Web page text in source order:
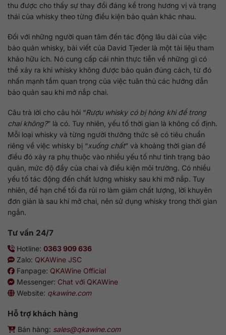
thu được cho thấy sự thay đổi đáng kể trong hương vị và trạng
thái của whisky theo từng điều kiện bảo quản khác nhau.
Đối với những người quan tâm đến tác động lâu dài của việc
bảo quản whisky, bài viết của David Tjeder là một tài liệu tham
khảo hữu ích. Nó cung cấp cái nhìn thực tiễn về những gì có
thể xảy ra khi whisky không được bảo quản đúng cách, từ đó
nhấn mạnh tầm quan trọng của việc tuân thủ các hướng dẫn
bảo quản sau khi mở nắp chai.
Câu trả lời cho câu hỏi “Rượu whisky có bị hỏng khi để trong
chai không?” là có. Tuy nhiên, yếu tố thời gian là không cố định.
Mỗi loại whisky và từng người thưởng thức sẽ có tiêu chuẩn
riêng về việc whisky bị “xuống chất” và khoảng thời gian để
điều đó xảy ra phụ thuộc vào nhiều yếu tố như tình trạng bảo
quản, mức độ đầy của chai và điều kiện môi trường. Có nhiều
yếu tố tác động đến chất lượng whisky sau khi mở nắp. Tuy
nhiên, để hạn chế tối đa rủi ro làm giảm chất lượng, lời khuyên
đơn giản là sau khi mở chai, nên sử dụng whisky trong thời gian
ngắn.
Tư vấn 24/7
Hotline: 0363 909 636
Zalo: QKAWine JSC
Fanpage: QKAWine Official
Messenger: Chat với QKAWine
Website: qkawine.com
Hỗ trợ khách hàng
Bán hàng: sales@qkawine.com